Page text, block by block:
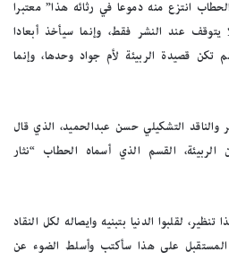
انتزع منه دموعا في رثائه هذا” معتبرا
عند النشر فقط، وإنما سيأخذ أبعادا
تكن قصيدة الربيئة لأم جواد وحدها، وإنما
التشكيلي حسن عبدالحميد، الذي قال
القسم الذي أسماه الحطاب “نثار
لقلبوا الدنيا بتبنيه وايصاله لكل النقاد
على هذا سأكتب وأسلط الضوء عن